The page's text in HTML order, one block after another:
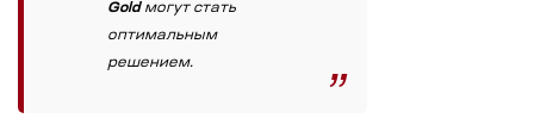
Goldмогут стать
оптимальным
решением.